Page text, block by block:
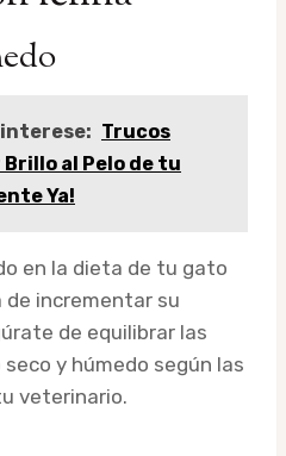
Trucos
al Pelo de tu
Ya!
en la dieta de tu gato
incrementar su
de equilibrar las
y húmedo según las
veterinario.